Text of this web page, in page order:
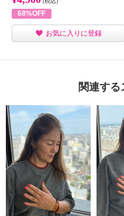
68%OFF
お気に入りに登録
関連する